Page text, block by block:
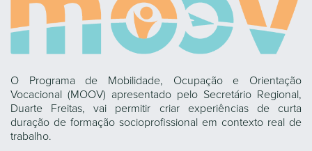
O Programa de Mobilidade, Ocupação e Orientação
Vocacional (MOOV) apresentado pelo Secretário Regional,
Duarte Freitas, vai permitir criar experiências de curta
duração de formação socioprofissional em contexto real de
trabalho.